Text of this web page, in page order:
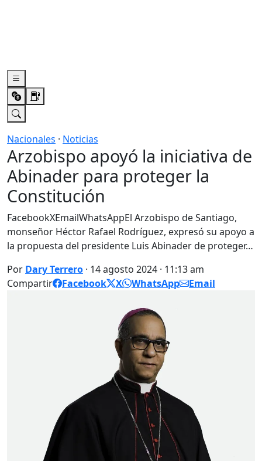
Nacionales · Noticias
Arzobispo apoyó la iniciativa de
Abinader para proteger la
Constitución
FacebookXEmailWhatsAppEl Arzobispo de Santiago,
monseñor Héctor Rafael Rodríguez, expresó su apoyo a
la propuesta del presidente Luis Abinader de proteger…
Por Dary Terrero · 14 agosto 2024 · 11:13 am
Compartir
Facebook X WhatsApp Email